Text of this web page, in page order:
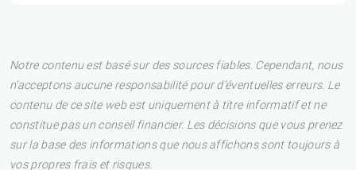
Notre contenu est basé sur des sources fiables. Cependant, nous
n'acceptons aucune responsabilité pour d'éventuelles erreurs. Le
contenu de ce site web est uniquement à titre informatif et ne
constitue pas un conseil financier. Les décisions que vous prenez
sur la base des informations que nous affichons sont toujours à
vos propres frais et risques.